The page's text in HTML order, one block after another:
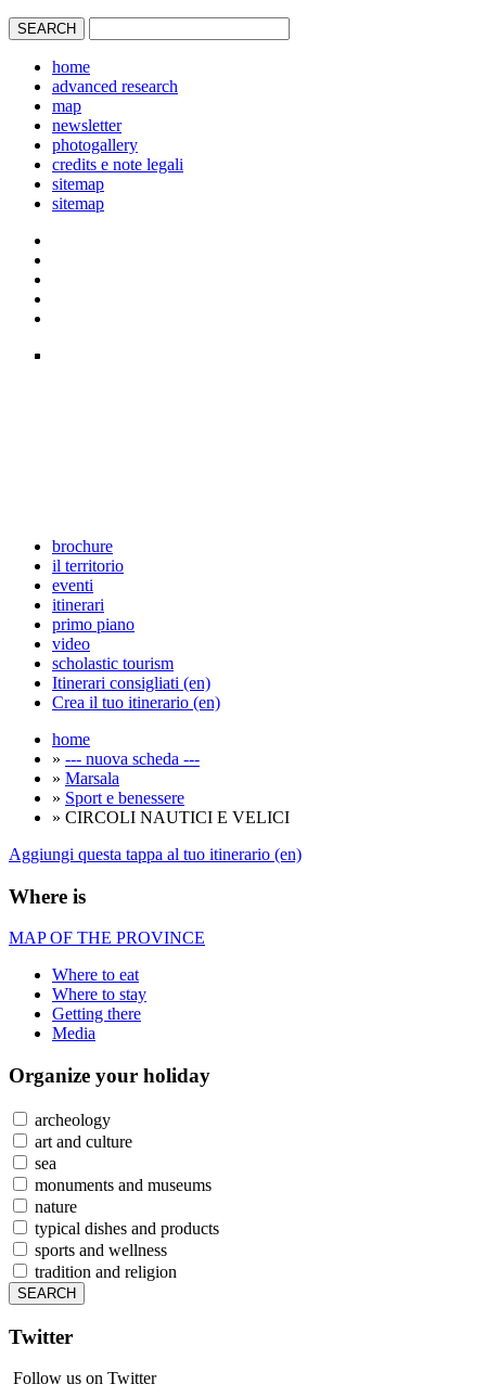
home
advanced research
map
newsletter
photogallery
credits e note legali
sitemap
sitemap
brochure
il territorio
eventi
itinerari
primo piano
video
scholastic tourism
Itinerari consigliati (en)
Crea il tuo itinerario (en)
home
» --- nuova scheda ---
» Marsala
» Sport e benessere
» CIRCOLI NAUTICI E VELICI
Aggiungi questa tappa al tuo itinerario (en)
Where is
MAP OF THE PROVINCE
Where to eat
Where to stay
Getting there
Media
Organize your holiday
archeology
art and culture
sea
monuments and museums
nature
typical dishes and products
sports and wellness
tradition and religion
Twitter
Follow us on Twitter